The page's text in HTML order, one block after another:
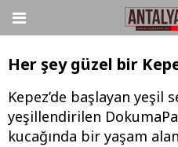
Her şey güzel bir
Kepez’de başlayan
yeşillendirilen
kucağında bir yaşam